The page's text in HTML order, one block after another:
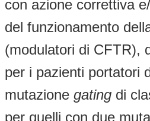
con azione correttiva
del funzionamento
(modulatori di CFTR),
per i pazienti portatori
mutazione gating di
per quelli con due